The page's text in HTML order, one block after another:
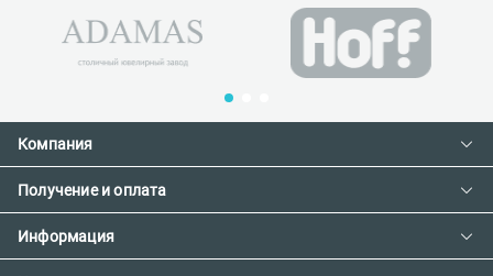
Компания
Контакты
О компании
Получение и оплата
Доставка и оплата
Информация